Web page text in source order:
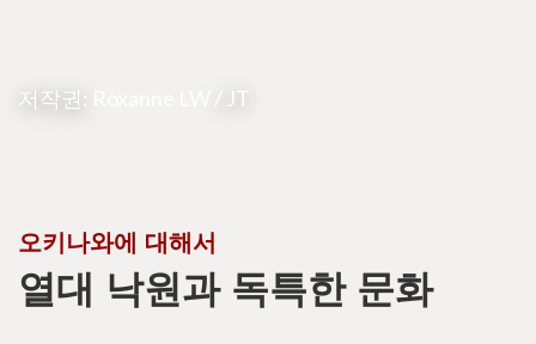
저작권: / JT
오키나와에 대해서
열대 낙원과 독특한 문화